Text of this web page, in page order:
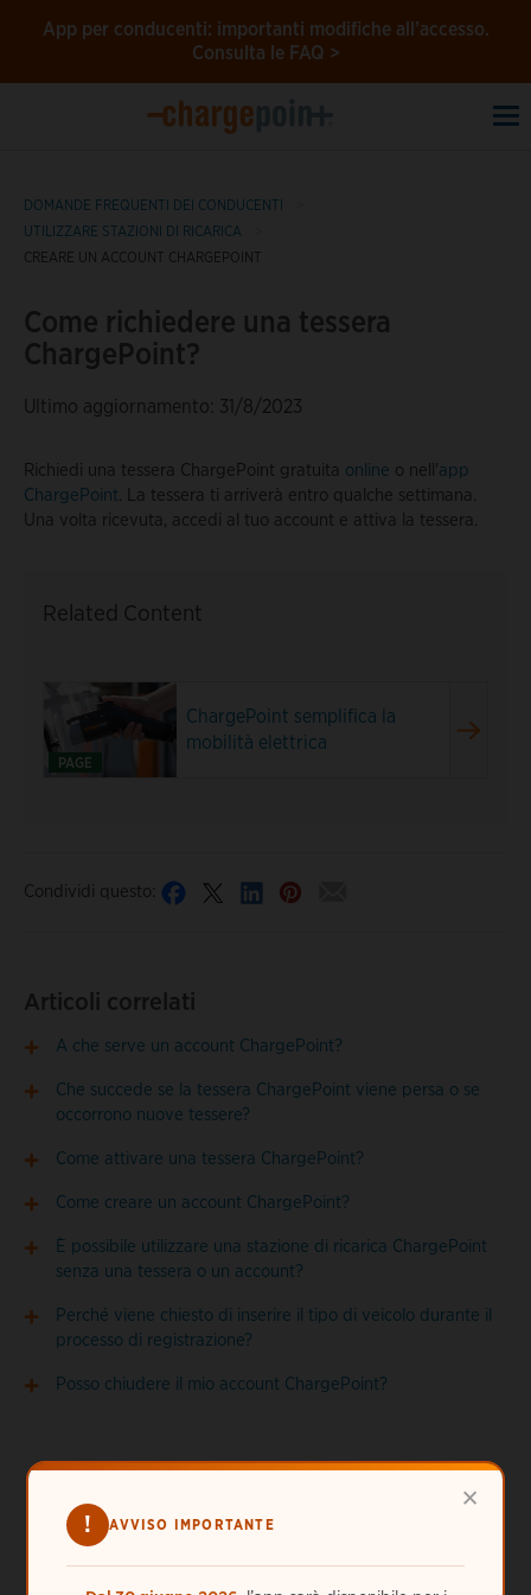
×
! AVVISO IMPORTANTE
App per conducenti: importanti modifiche all’accesso.
Consulta le FAQ >
DOMANDE FREQUENTI DEI CONDUCENTI
UTILIZZARE STAZIONI DI RICARICA
CREARE UN ACCOUNT CHARGEPOINT
Come richiedere una tessera
ChargePoint?
Ultimo aggiornamento: 31/8/2023
Richiedi una tessera ChargePoint gratuita online o nell'app
ChargePoint. La tessera ti arriverà entro qualche settimana.
Una volta ricevuta, accedi al tuo account e attiva la tessera.
Related Content
PAGE
ChargePoint semplifica la
mobilità elettrica
Condividi questo:
Articoli correlati
A che serve un account ChargePoint?
Che succede se la tessera ChargePoint viene persa o se
occorrono nuove tessere?
Come attivare una tessera ChargePoint?
Come creare un account ChargePoint?
È possibile utilizzare una stazione di ricarica ChargePoint
senza una tessera o un account?
Perché viene chiesto di inserire il tipo di veicolo durante il
processo di registrazione?
Posso chiudere il mio account ChargePoint?